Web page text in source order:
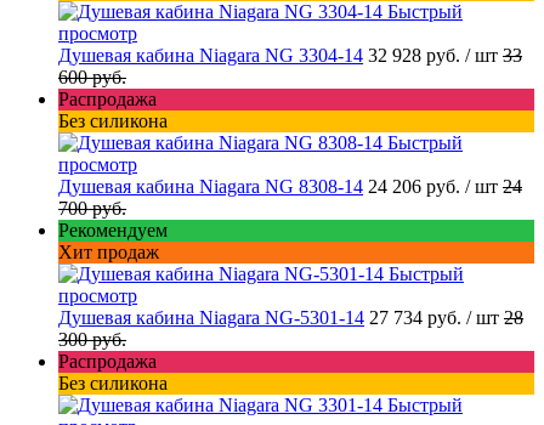
Быстрый
просмотр
Душевая кабина Niagara NG 3304-14 32 928 руб. / шт 33
600 руб.
Распродажа
Без силикона
Быстрый
просмотр
Душевая кабина Niagara NG 8308-14 24 206 руб. / шт 24
700 руб.
Рекомендуем
Хит продаж
Быстрый
просмотр
Душевая кабина Niagara NG-5301-14 27 734 руб. / шт 28
300 руб.
Распродажа
Без силикона
Быстрый